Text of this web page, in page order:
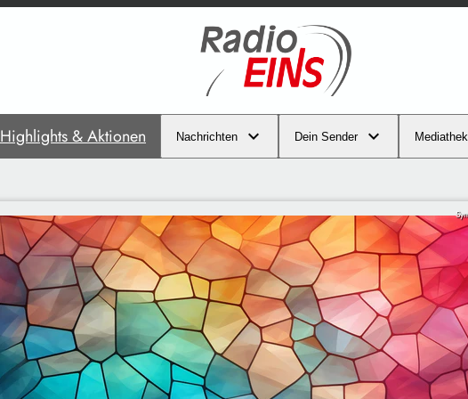
Highlights & Aktionen Nachrichten Dein Sender Mediathek